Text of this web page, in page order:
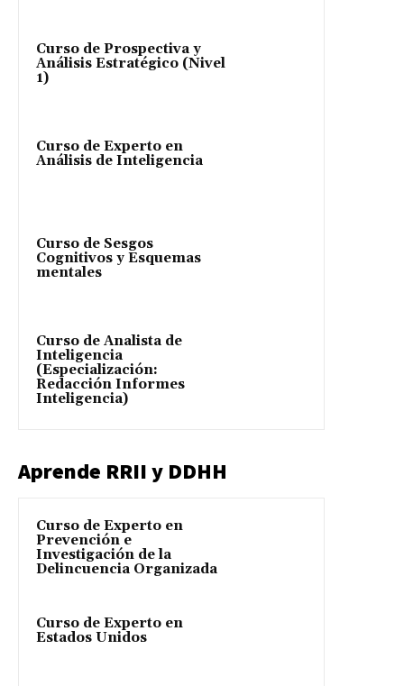
Curso de Prospectiva y
Análisis Estratégico (Nivel
1)
Curso de Experto en
Análisis de Inteligencia
Curso de Sesgos
Cognitivos y Esquemas
mentales
Curso de Analista de
Inteligencia
(Especialización:
Redacción Informes
Inteligencia)
Aprende RRII y DDHH
Curso de Experto en
Prevención e
Investigación de la
Delincuencia Organizada
Curso de Experto en
Estados Unidos